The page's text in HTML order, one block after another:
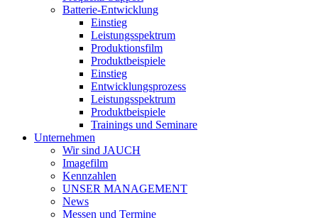
Batterie-Entwicklung
Einstieg
Leistungsspektrum
Produktionsfilm
Produktbeispiele
Einstieg
Entwicklungsprozess
Leistungsspektrum
Produktbeispiele
Trainings und Seminare
Unternehmen
Wir sind JAUCH
Imagefilm
Kennzahlen
UNSER MANAGEMENT
News
Messen und Termine